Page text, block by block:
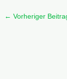
← Vorheriger